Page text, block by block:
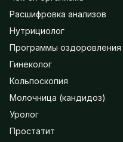
Расшифровка анализов
Нутрициолог
Программы оздоровления
Гинеколог
Кольпоскопия
Молочница (кандидоз)
Уролог
Простатит